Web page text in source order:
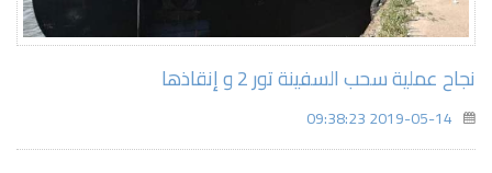
نجاح عملية سحب السفينة تور 2 و إنقاذها
2019-05-14 09:38:23